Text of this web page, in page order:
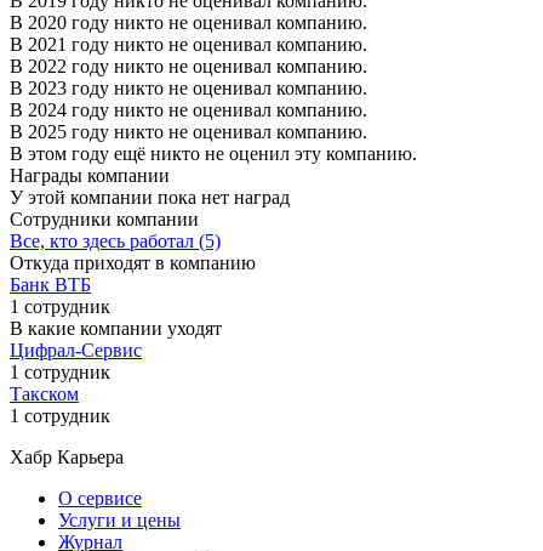
В 2020 году никто не оценивал компанию.
В 2021 году никто не оценивал компанию.
В 2022 году никто не оценивал компанию.
В 2023 году никто не оценивал компанию.
В 2024 году никто не оценивал компанию.
В 2025 году никто не оценивал компанию.
В этом году ещё никто не оценил эту компанию.
Награды компании
У этой компании пока нет наград
Сотрудники компании
Все, кто здесь работал (5)
Откуда приходят в компанию
Банк ВТБ
1 сотрудник
В какие компании уходят
Цифрал-Сервис
1 сотрудник
Такском
1 сотрудник
Хабр Карьера
О сервисе
Услуги и цены
Журнал